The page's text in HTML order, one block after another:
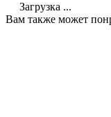
Загрузка ...
Вам также может